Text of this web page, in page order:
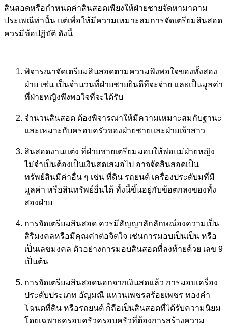
สินสอดหรือกำหนดค่าสินสอดเพียงให้ฝ่ายชายจัดหามาตาม
ประเพณีท่านั้น แต่เพื่อให้มีความเหมาะสมการจัดเตรียมสินสอด
ควรมีข้อปฏิบัติ ดังนี้
พิจารณาจัดเตรียมสินสอดตามความพึงพอใจของทั้งสอง
ฝ่าย เช่น เป็นจำนวนที่ฝ่ายชายยินดีทีจะจ่าย และเป็นมูลค่า
ที่ฝ่ายหญิงพึงพอใจที่จะได้รับ
จำนวนสินสอด ต้องพิจารณาให้มีความเหมาะสมกับฐานะ
และเหมาะกับครอบครัวของฝ่ายชายและฝ่ายเจ้าสาว
สินสอดงานแต่ง ที่ฝ่ายชายเตรียมมอบให้พ่อแม่ฝ่ายหญิง
ไม่จำเป็นต้องเป็นเงินสดเสมอไป อาจจัดสินสอดเป็น
ทรัพย์สินมีค่าอื่น ๆ เช่น ที่ดิน รถยนต์ เครื่องประดับมที่มี
มูลค่า หรือสินทรัพย์อื่นได้ ทั้งนี้ขึ้นอยู่กับข้อตกลงของทั้ง
สองฝ่าย
การจัดเตรียมสินสอด ควรมีสัญญาลักลักษณ์องความเป็น
สิริมงคลหรือมีคุณค่าต่อจิตใจ เช่นการมอบเป็นเป็น หรือ
เป็นเลขมงคล ตัวอย่างการมอบสินสอดที่ลงท้ายด้วย เลข 9
เป็นต้น
การจัดเตรียมสินสอดนอกจากเงินสดแล้ว การมอบเครื่อง
ประดับประเภท อัญมณี แหวนเพชรสร้อยเพชร ทองคำ
โฉนดที่ดิน หรือรถยนต์ ก็ถือเป็นสินสอดที่ได้รับความนิยม
โดยเฉพาะครอบครัวครอบครัวที่ต้องการสร้างความ